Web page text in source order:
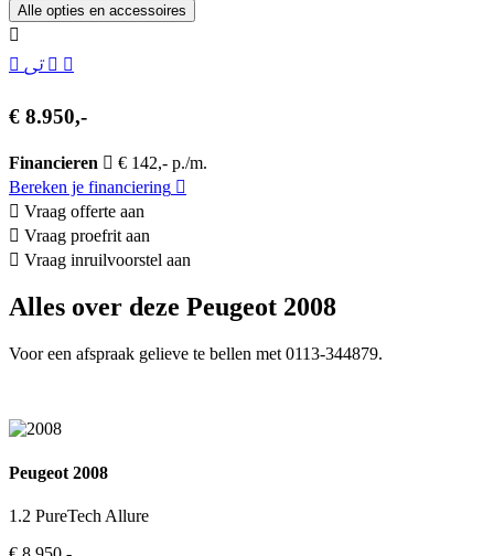
Alle opties en accessoires
€ 8.950,-
Financieren
€ 142,- p./m.
Bereken je financiering
Vraag offerte aan
Vraag proefrit aan
Vraag inruilvoorstel aan
Alles over deze Peugeot 2008
Voor een afspraak gelieve te bellen met 0113-344879.
Peugeot 2008
1.2 PureTech Allure